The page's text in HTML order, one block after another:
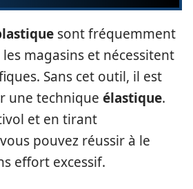
sont fréquemment
magasins et nécessitent
Sans cet outil, il est
une technique élastique.
et en tirant
pouvez réussir à le
effort excessif.